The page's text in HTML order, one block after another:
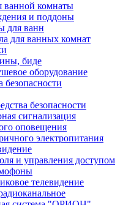
ванной комнаты
и поддоны
для ванн
для ванных комнат
биде
оборудование
безопасности
безопасности
сигнализация
оповещения
электропитания
и управления доступом
телевидение